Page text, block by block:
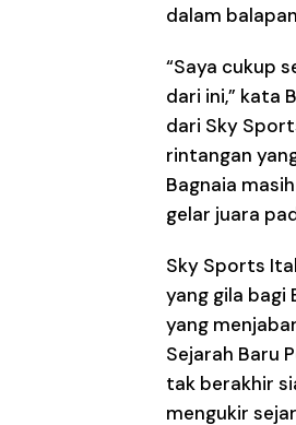
dalam
“Saya cukup
dari ini,” kata
dari Sky
rintangan
Bagnaia
gelar juara
Sky Sports
yang gila bagi
yang
Sejarah Baru
tak berakhir
mengukir